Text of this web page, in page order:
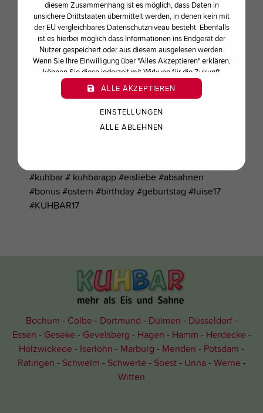
diesem Zusammenhang ist es möglich, dass Daten in
unsichere Drittstaaten übermittelt werden, in denen kein mit
der EU vergleichbares Datenschutzniveau besteht. Ebenfalls
ist es hierbei möglich dass Informationen ins Endgerät der
Nutzer gespeichert oder aus diesem ausgelesen werden.
Wenn Sie Ihre Einwilligung über "Alles Akzeptieren" erklären,
können Sie diese jederzeit mit Wirkung für die Zukunft
widerrufen oder ändern.
ALLE AKZEPTIEREN
EINSTELLUNGEN
ALLE ABLEHNEN
60 Bonus-Luisen
über unsere KUHBAR-App
in der Zeit vom 01.-07.04.2024
(gilt einmalig, ab einem Mindestumsatz von 3,00
€)
Kommt vorbei und sahnt mit eurer KUHBAR App
#kuhbar # kuhbarapp #eisliebe #absahnen
#bonus #ostern #birthday #geburtstag #luise17
#KUHBAR17
Bochum Cölbe Dortmund Dülmen
Düsseldorf
Essen
Geseke Gevelsberg Hagen Hamm
Herdecke
Holzwickede
Iserlohn Marburg Menden
Potsdam
Ratingen
Schwelm Schwerte Soest Unna
Werne
Witten